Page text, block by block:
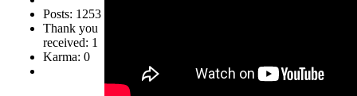
Posts: 1253
Thank you
received: 1
Karma: 0